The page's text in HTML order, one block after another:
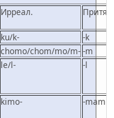
Ирреал.
ku/k-
-k
chomo/chom/mo/m- -m
le/l- -l
kimo- -mam